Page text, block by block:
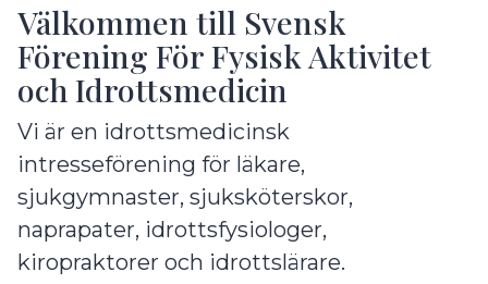
Välkommen till Svensk
Förening För Fysisk Aktivitet
och Idrottsmedicin
Vi är en idrottsmedicinsk
intresseförening för läkare,
sjukgymnaster, sjuksköterskor,
naprapater, idrottsfysiologer,
kiropraktorer och idrottslärare.